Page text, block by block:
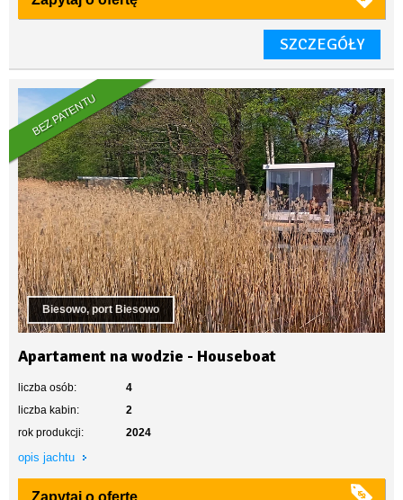
SZCZEGÓŁY
BEZ PATENTU
Biesowo, port Biesowo
Apartament na wodzie - Houseboat
liczba osób:
4
liczba kabin:
2
rok produkcji:
2024
opis jachtu
Zapytaj o ofertę